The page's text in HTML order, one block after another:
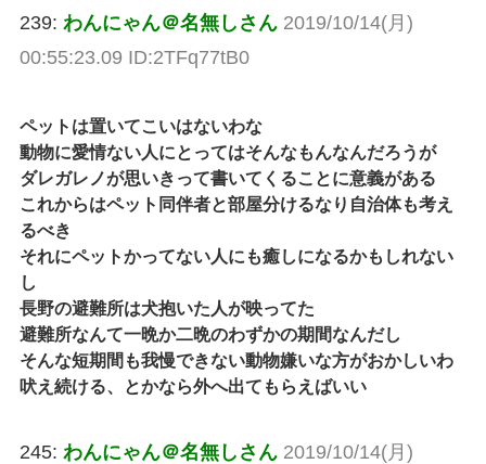
239: わんにゃん＠名無しさん 2019/10/14(月)
00:55:23.09 ID:2TFq77tB0
ペットは置いてこいはないわな
動物に愛情ない人にとってはそんなもんなんだろうが
ダレガレノが思いきって書いてくることに意義がある
これからはペット同伴者と部屋分けるなり自治体も考え
るべき
それにペットかってない人にも癒しになるかもしれない
し
長野の避難所は犬抱いた人が映ってた
避難所なんて一晩か二晩のわずかの期間なんだし
そんな短期間も我慢できない動物嫌いな方がおかしいわ
吠え続ける、とかなら外へ出てもらえばいい
245: わんにゃん＠名無しさん 2019/10/14(月)